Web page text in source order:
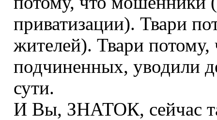
приватизации). Твари
жителей). Твари потому,
подчиненных, уводили
сути.
И Вы, ЗНАТОК, сейчас